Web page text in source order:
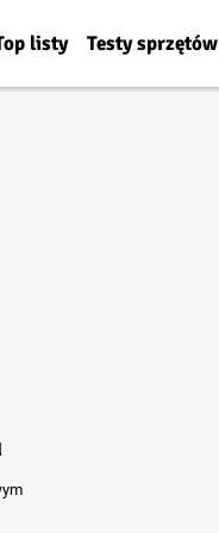
listy Testy sprzętów